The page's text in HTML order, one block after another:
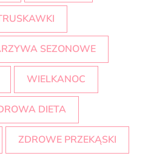
SEZONOWE
WIELKANOC
DIETA
ZDROWE PRZEKĄSKI